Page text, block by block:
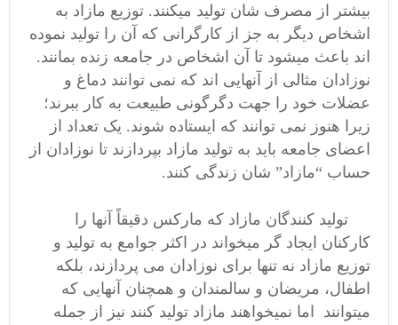
بیشتر از مصرف شان تولید میکنند. توزیع مازاد به
اشخاص دیگر به جز از کارگرانی که آن را تولید نموده
اند باعث میشود تا آن اشخاص در جامعه زنده بمانند.
نوزادان مثالی از آنهایی اند که نمی توانند دماغ و
عضلات خود را جهت دگرگونی طبیعت به کار ببرند؛
زیرا هنوز نمی توانند که ایستاده شوند. یک تعداد از
اعضای جامعه باید به تولید مازاد بپردازند تا نوزادان از
حساب “مازاد” شان زندگی کنند.
تولید کنندگان مازاد که مارکس دقیقاً آنها را
کارکنان ایجاد گر میخواند در اکثر جوامع به تولید و
توزیع مازاد نه تنها برای نوزادان می پردازند، بلکه
اطفال، مریضان و سالمندان و همچنان آنهایی که
میتوانند اما نمیخواهند مازاد تولید کنند نیز از جمله